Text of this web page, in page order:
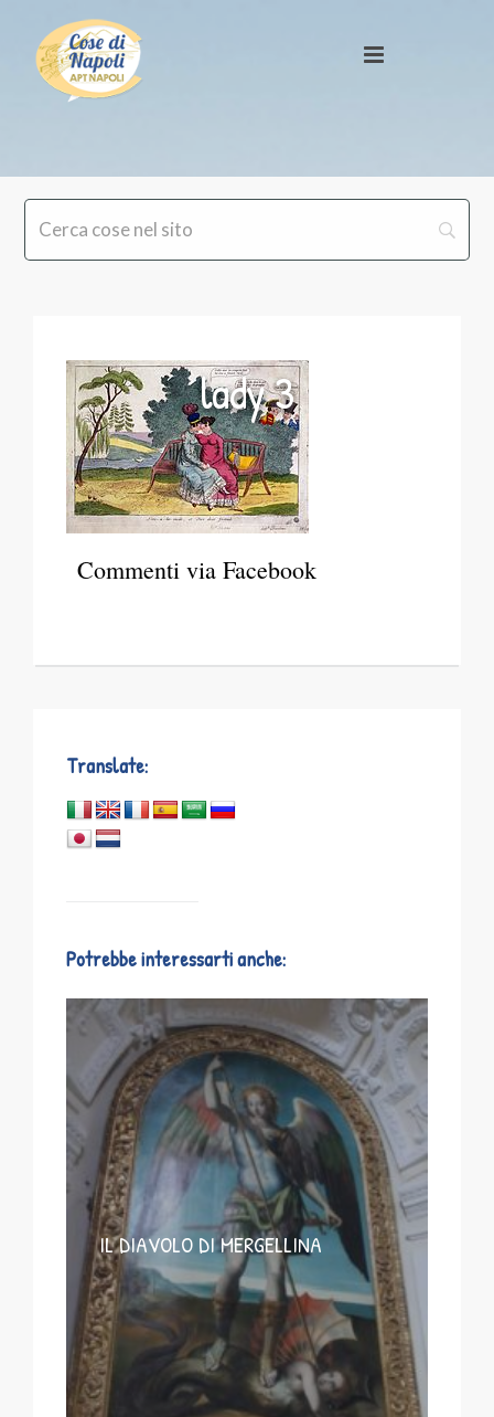
lady 3
Commenti via Facebook
Translate:
Potrebbe interessarti anche:
IL DIAVOLO DI MERGELLINA